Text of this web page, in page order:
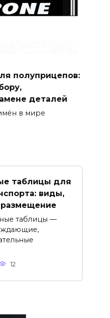
полуприцепов:
деталей
в мире
таблицы для
виды,
таблицы —
12